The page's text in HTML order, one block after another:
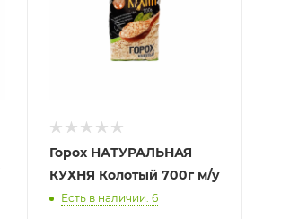
Горох НАТУРАЛЬНАЯ
КУХНЯ Колотый 700г м/у
Есть в наличии: 6